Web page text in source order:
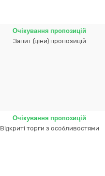
Очікування пропозицій
Запит (ціни) пропозицій
Очікування пропозицій
Відкриті торги з особливостями